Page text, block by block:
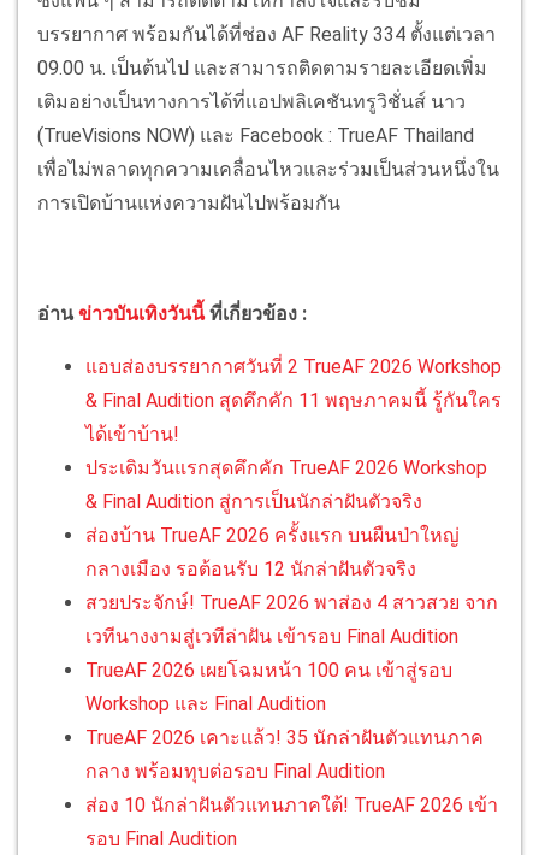
บรรยากาศ พร้อมกันได้ที่ช่อง AF Reality 334 ตั้งแต่เวลา
09.00 น. เป็นต้นไป และสามารถติดตามรายละเอียดเพิ่ม
เติมอย่างเป็นทางการได้ที่แอปพลิเคชันทรูวิชั่นส์ นาว
(TrueVisions NOW) และ Facebook : TrueAF Thailand
เพื่อไม่พลาดทุกความเคลื่อนไหวและร่วมเป็นส่วนหนึ่งใน
การเปิดบ้านแห่งความฝันไปพร้อมกัน
อ่านข่าวบันเทิงวันนี้ ที่เกี่ยวข้อง :
แอบส่องบรรยากาศวันที่ 2 TrueAF 2026 Workshop
& Final Audition สุดคึกคัก 11 พฤษภาคมนี้ รู้กันใคร
ได้เข้าบ้าน!
ประเดิมวันแรกสุดคึกคัก TrueAF 2026 Workshop
& Final Audition สู่การเป็นนักล่าฝันตัวจริง
ส่องบ้าน TrueAF 2026 ครั้งแรก บนผืนป่าใหญ่
กลางเมือง รอต้อนรับ 12 นักล่าฝันตัวจริง
สวยประจักษ์! TrueAF 2026 พาส่อง 4 สาวสวย จาก
เวทีนางงามสู่เวทีล่าฝัน เข้ารอบ Final Audition
TrueAF 2026 เผยโฉมหน้า 100 คน เข้าสู่รอบ
Workshop และ Final Audition
TrueAF 2026 เคาะแล้ว! 35 นักล่าฝันตัวแทนภาค
กลาง พร้อมทุบต่อรอบ Final Audition
ส่อง 10 นักล่าฝันตัวแทนภาคใต้! TrueAF 2026 เข้า
รอบ Final Audition